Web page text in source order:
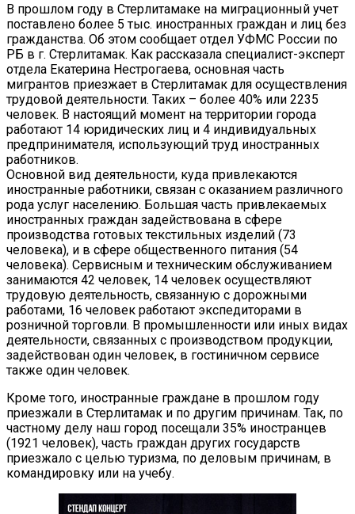
В прошлом году в Стерлитамаке на миграционный учет
поставлено более 5 тыс. иностранных граждан и лиц без
гражданства. Об этом сообщает отдел УФМС России по
РБ в г. Стерлитамак. Как рассказала специалист-эксперт
отдела Екатерина Нестрогаева, основная часть
мигрантов приезжает в Стерлитамак для осуществления
трудовой деятельности. Таких – более 40% или 2235
человек. В настоящий момент на территории города
работают 14 юридических лиц и 4 индивидуальных
предпринимателя, использующий труд иностранных
работников.
Основной вид деятельности, куда привлекаются
иностранные работники, связан с оказанием различного
рода услуг населению. Большая часть привлекаемых
иностранных граждан задействована в сфере
производства готовых текстильных изделий (73
человека), и в сфере общественного питания (54
человека). Сервисным и техническим обслуживанием
занимаются 42 человек, 14 человек осуществляют
трудовую деятельность, связанную с дорожными
работами, 16 человек работают экспедиторами в
розничной торговли. В промышленности или иных видах
деятельности, связанных с производством продукции,
задействован один человек, в гостиничном сервисе
также один человек.
Кроме того, иностранные граждане в прошлом году
приезжали в Стерлитамак и по другим причинам. Так, по
частному делу наш город посещали 35% иностранцев
(1921 человек), часть граждан других государств
приезжало с целью туризма, по деловым причинам, в
командировку или на учебу.